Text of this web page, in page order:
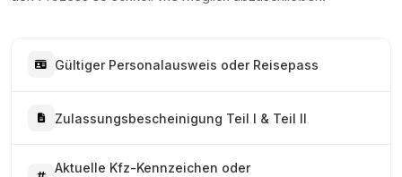
Gültiger Personalausweis oder Reisepass
Zulassungsbescheinigung Teil I & Teil II
Aktuelle Kfz-Kennzeichen oder